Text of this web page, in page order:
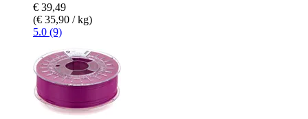
€ 39,49
(€ 35,90 / kg)
5.0 (9)